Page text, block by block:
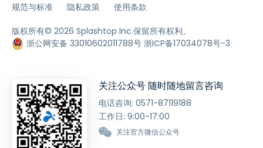
规范与标准 隐私政策 使用条款
版权所有© 2026 Splashtop Inc.保留所有权利。
浙公网安备 33010602011788号 浙ICP备17034078号-3
关注公众号 随时随地留言咨询
电话咨询: 0571-87119188
工作日: 9:00-17:00
关注官方微信公众号